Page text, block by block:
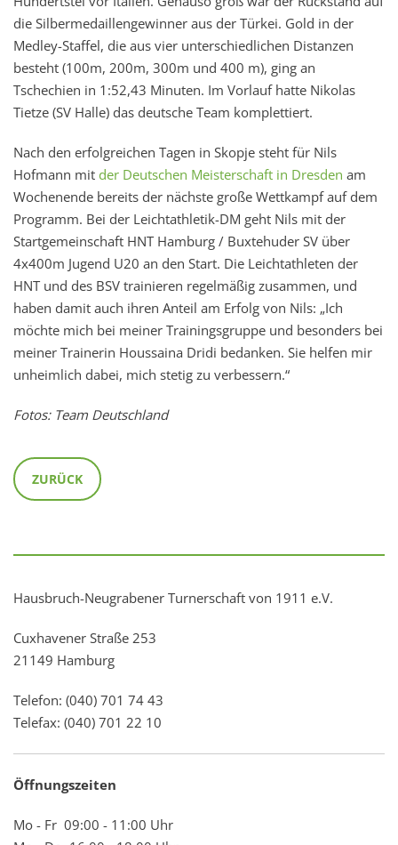
die Silbermedaillengewinner aus der Türkei. Gold in der
Medley-Staffel, die aus vier unterschiedlichen Distanzen
besteht (100m, 200m, 300m und 400 m), ging an
Tschechien in 1:52,43 Minuten. Im Vorlauf hatte Nikolas
Tietze (SV Halle) das deutsche Team komplettiert.
Nach den erfolgreichen Tagen in Skopje steht für Nils
Hofmann mit der Deutschen Meisterschaft in Dresden am
Wochenende bereits der nächste große Wettkampf auf dem
Programm. Bei der Leichtathletik-DM geht Nils mit der
Startgemeinschaft HNT Hamburg / Buxtehuder SV über
4x400m Jugend U20 an den Start. Die Leichtathleten der
HNT und des BSV trainieren regelmäßig zusammen, und
haben damit auch ihren Anteil am Erfolg von Nils: „Ich
möchte mich bei meiner Trainingsgruppe und besonders bei
meiner Trainerin Houssaina Dridi bedanken. Sie helfen mir
unheimlich dabei, mich stetig zu verbessern.“
Fotos: Team Deutschland
ZURÜCK
Hausbruch-Neugrabener Turnerschaft von 1911 e.V.
Cuxhavener Straße 253
21149 Hamburg
Telefon: (040) 701 74 43
Telefax: (040) 701 22 10
Öffnungszeiten
Mo - Fr 09:00 - 11:00 Uhr